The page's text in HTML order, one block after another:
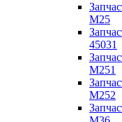
M25
45031
M251
M252